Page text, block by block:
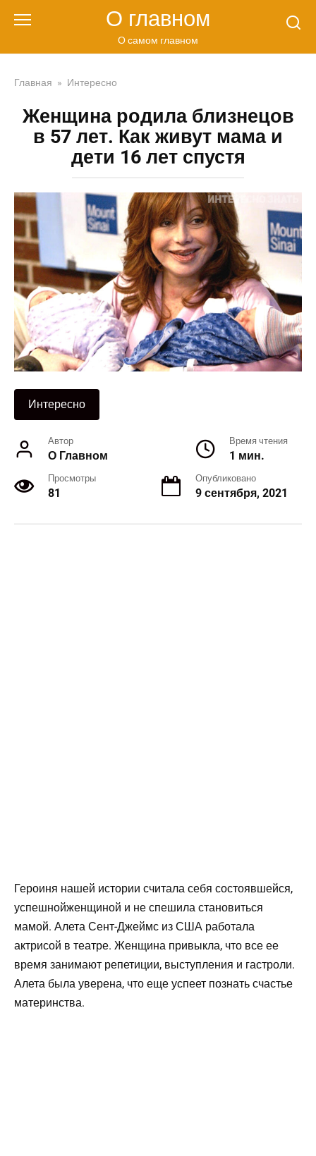
О главном
О самом главном
Главная » Интересно
Женщина родила близнецов
в 57 лет. Как живут мама и
дети 16 лет спустя
Интересно
Автор
О Главном
Время чтения
1 мин.
Просмотры
81
Опубликовано
9 сентября, 2021
Героиня нашей истории считала себя состоявшейся,
успешнойженщиной и не спешила становиться
мамой. Алета Сент-Джеймс из США работала
актрисой в театре. Женщина привыкла, что все ее
время занимают репетиции, выступления и гастроли.
Алета была уверена, что еще успеет познать счастье
материнства.